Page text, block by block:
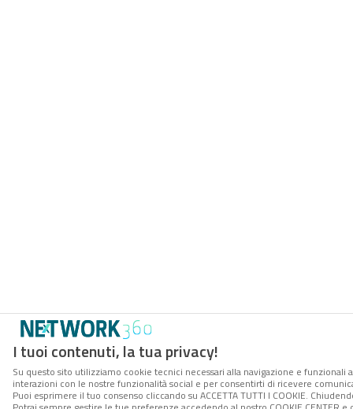
I tuoi contenuti, la tua privacy!
Su questo sito utilizziamo cookie tecnici necessari alla navigazione e
interazioni con le nostre funzionalità social e per consentirti di ricevere
Puoi esprimere il tuo consenso cliccando su ACCETTA TUTTI I COOKIE.